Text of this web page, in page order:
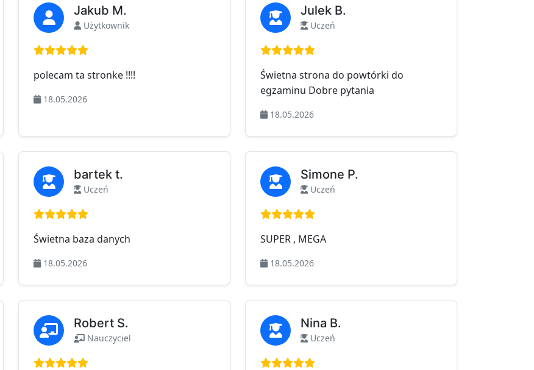
Jakub M.
Użytkownik
Ocena: 5 na 5
polecam ta stronke !!!!
18.05.2026
Julek B.
Uczeń
Ocena: 5 na 5
Świetna strona do powtórki do
egzaminu Dobre pytania
18.05.2026
bartek t.
Uczeń
Ocena: 5 na 5
Świetna baza danych
18.05.2026
Simone P.
Uczeń
Ocena: 5 na 5
SUPER , MEGA
18.05.2026
Robert S.
Nauczyciel
Ocena: 5 na 5
Nina B.
Uczeń
Ocena: 5 na 5